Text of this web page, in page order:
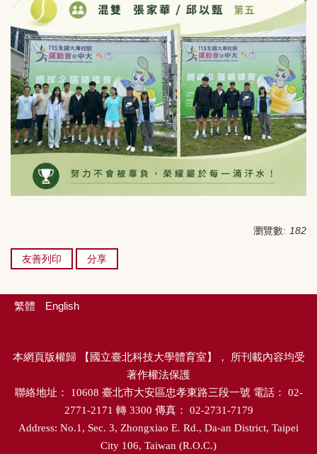
瀏覽數: 182
友善列印 分享
繁體 English
本網頁版權歸【 國立臺北科技大學體育室 】，
所刊載內容均受
著作權法保護
聯絡地址：
10608 臺北市大安區忠孝東路三段一號 電話：
02-
2771-2171 轉3300 傳真：
02-2731-7179
Address: No.1, Sec. 3, Zhongxiao E. Rd., Da-an District, Taipei
City 106, Taiwan (R.O.C.)